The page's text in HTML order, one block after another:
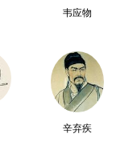
韦应物
辛弃疾